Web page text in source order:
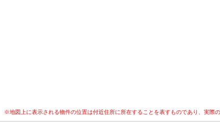
※地図上に表示される物件の位置は付近住所に所在することを表すものであり、実際